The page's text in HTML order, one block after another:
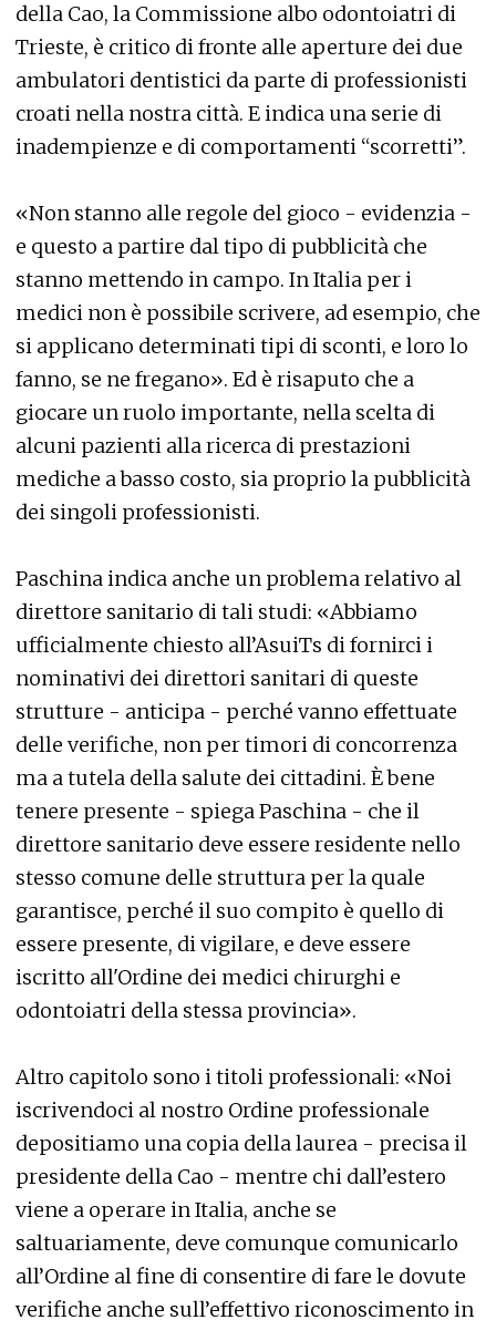
della Cao, la Commissione albo odontoiatri di
Trieste, è critico di fronte alle aperture dei due
ambulatori dentistici da parte di professionisti
croati nella nostra città. E indica una serie di
inadempienze e di comportamenti “scorretti”.
«Non stanno alle regole del gioco - evidenzia -
e questo a partire dal tipo di pubblicità che
stanno mettendo in campo. In Italia per i
medici non è possibile scrivere, ad esempio, che
si applicano determinati tipi di sconti, e loro lo
fanno, se ne fregano». Ed è risaputo che a
giocare un ruolo importante, nella scelta di
alcuni pazienti alla ricerca di prestazioni
mediche a basso costo, sia proprio la pubblicità
dei singoli professionisti.
Paschina indica anche un problema relativo al
direttore sanitario di tali studi: «Abbiamo
ufficialmente chiesto all’AsuiTs di fornirci i
nominativi dei direttori sanitari di queste
strutture - anticipa - perché vanno effettuate
delle verifiche, non per timori di concorrenza
ma a tutela della salute dei cittadini. È bene
tenere presente - spiega Paschina - che il
direttore sanitario deve essere residente nello
stesso comune delle struttura per la quale
garantisce, perché il suo compito è quello di
essere presente, di vigilare, e deve essere
iscritto all'Ordine dei medici chirurghi e
odontoiatri della stessa provincia».
Altro capitolo sono i titoli professionali: «Noi
iscrivendoci al nostro Ordine professionale
depositiamo una copia della laurea - precisa il
presidente della Cao - mentre chi dall’estero
viene a operare in Italia, anche se
saltuariamente, deve comunque comunicarlo
all’Ordine al fine di consentire di fare le dovute
verifiche anche sull’effettivo riconoscimento in